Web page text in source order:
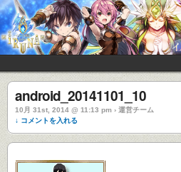
android_20141101_10
10月 31st, 2014 @ 11:13 pm › 運営チーム
↓ コメントを入れる